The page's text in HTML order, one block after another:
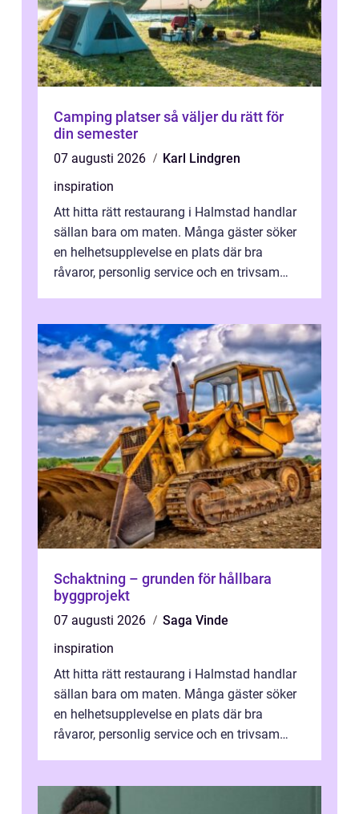
Camping platser så väljer du rätt för
din semester
07 augusti 2026
Karl Lindgren
inspiration
Att hitta rätt restaurang i Halmstad handlar
sällan bara om maten. Många gäster söker
en helhetsupplevelse en plats där bra
råvaror, personlig service och en trivsam
Schaktning – grunden för hållbara
byggprojekt
07 augusti 2026
Saga Vinde
inspiration
Att hitta rätt restaurang i Halmstad handlar
sällan bara om maten. Många gäster söker
en helhetsupplevelse en plats där bra
råvaror, personlig service och en trivsam